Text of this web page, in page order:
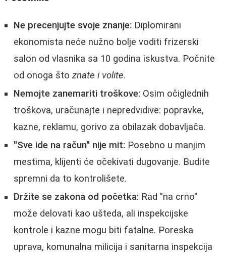
Ne precenjujte svoje znanje: Diplomirani
ekonomista neće nužno bolje voditi frizerski
salon od vlasnika sa 10 godina iskustva. Počnite
od onoga što znate i volite.
Nemojte zanemariti troškove: Osim očiglednih
troškova, uračunajte i nepredvidive: popravke,
kazne, reklamu, gorivo za obilazak dobavljača.
"Sve ide na račun" nije mit: Posebno u manjim
mestima, klijenti će očekivati dugovanje. Budite
spremni da to kontrolišete.
Držite se zakona od početka: Rad "na crno"
može delovati kao ušteda, ali inspekcijske
kontrole i kazne mogu biti fatalne. Poreska
uprava, komunalna milicija i sanitarna inspekcija